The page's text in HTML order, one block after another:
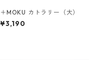
＋MOKU カトラリー（大）
¥3,190